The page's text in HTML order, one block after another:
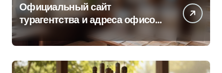
Официальный сайт
турагентства и адреса офисов
продаж по регионам